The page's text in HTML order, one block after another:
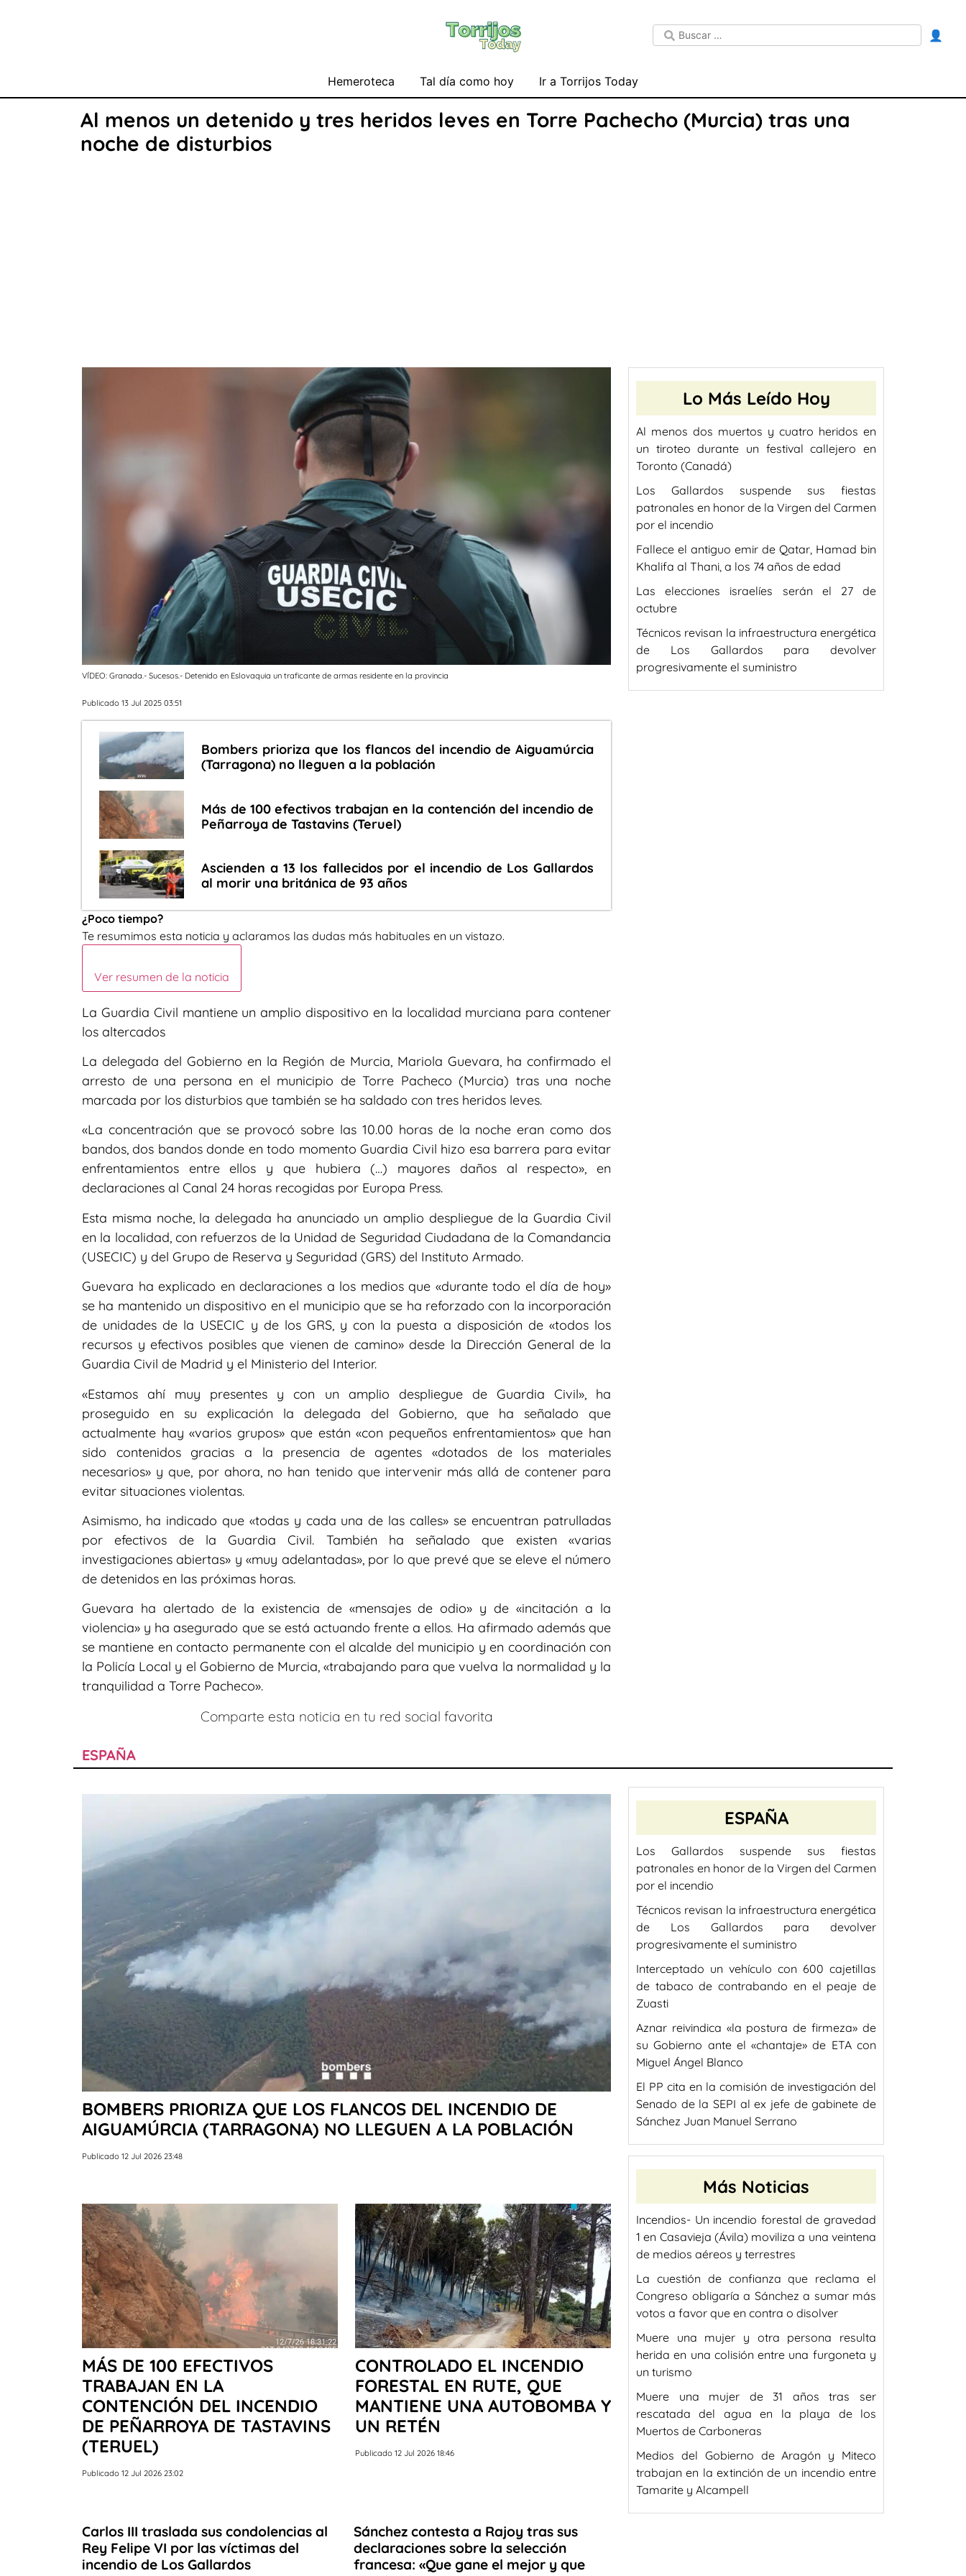
👤
Hemeroteca Tal día como hoy Ir a Torrijos Today
Al menos un detenido y tres heridos leves en Torre Pachecho (Murcia) tras una
noche de disturbios
VÍDEO: Granada.- Sucesos.- Detenido en Eslovaquia un traficante de armas residente en la provincia
Publicado 13 Jul 2025 03:51
Bombers prioriza que los flancos del incendio de Aiguamúrcia
(Tarragona) no lleguen a la población
Más de 100 efectivos trabajan en la contención del incendio de
Peñarroya de Tastavins (Teruel)
Ascienden a 13 los fallecidos por el incendio de Los Gallardos
al morir una británica de 93 años
¿Poco tiempo?
Te resumimos esta noticia y aclaramos las dudas más habituales en un vistazo.
Ver resumen de la noticia
La Guardia Civil mantiene un amplio dispositivo en la localidad murciana para contener
los altercados
La delegada del Gobierno en la Región de Murcia, Mariola Guevara, ha confirmado el
arresto de una persona en el municipio de Torre Pacheco (Murcia) tras una noche
marcada por los disturbios que también se ha saldado con tres heridos leves.
«La concentración que se provocó sobre las 10.00 horas de la noche eran como dos
bandos, dos bandos donde en todo momento Guardia Civil hizo esa barrera para evitar
enfrentamientos entre ellos y que hubiera (…) mayores daños al respecto», en
declaraciones al Canal 24 horas recogidas por Europa Press.
Esta misma noche, la delegada ha anunciado un amplio despliegue de la Guardia Civil
en la localidad, con refuerzos de la Unidad de Seguridad Ciudadana de la Comandancia
(USECIC) y del Grupo de Reserva y Seguridad (GRS) del Instituto Armado.
Guevara ha explicado en declaraciones a los medios que «durante todo el día de hoy»
se ha mantenido un dispositivo en el municipio que se ha reforzado con la incorporación
de unidades de la USECIC y de los GRS, y con la puesta a disposición de «todos los
recursos y efectivos posibles que vienen de camino» desde la Dirección General de la
Guardia Civil de Madrid y el Ministerio del Interior.
«Estamos ahí muy presentes y con un amplio despliegue de Guardia Civil», ha
proseguido en su explicación la delegada del Gobierno, que ha señalado que
actualmente hay «varios grupos» que están «con pequeños enfrentamientos» que han
sido contenidos gracias a la presencia de agentes «dotados de los materiales
necesarios» y que, por ahora, no han tenido que intervenir más allá de contener para
evitar situaciones violentas.
Asimismo, ha indicado que «todas y cada una de las calles» se encuentran patrulladas
por efectivos de la Guardia Civil. También ha señalado que existen «varias
investigaciones abiertas» y «muy adelantadas», por lo que prevé que se eleve el número
de detenidos en las próximas horas.
Guevara ha alertado de la existencia de «mensajes de odio» y de «incitación a la
violencia» y ha asegurado que se está actuando frente a ellos. Ha afirmado además que
se mantiene en contacto permanente con el alcalde del municipio y en coordinación con
la Policía Local y el Gobierno de Murcia, «trabajando para que vuelva la normalidad y la
tranquilidad a Torre Pacheco».
Comparte esta noticia en tu red social favorita
Lo Más Leído Hoy
Al menos dos muertos y cuatro heridos en
un tiroteo durante un festival callejero en
Toronto (Canadá)
Los Gallardos suspende sus fiestas
patronales en honor de la Virgen del Carmen
por el incendio
Fallece el antiguo emir de Qatar, Hamad bin
Khalifa al Thani, a los 74 años de edad
Las elecciones israelíes serán el 27 de
octubre
Técnicos revisan la infraestructura energética
de Los Gallardos para devolver
progresivamente el suministro
ESPAÑA
BOMBERS PRIORIZA QUE LOS FLANCOS DEL INCENDIO DE
AIGUAMÚRCIA (TARRAGONA) NO LLEGUEN A LA POBLACIÓN
Publicado 12 Jul 2026 23:48
MÁS DE 100 EFECTIVOS
TRABAJAN EN LA
CONTENCIÓN DEL INCENDIO
DE PEÑARROYA DE TASTAVINS
(TERUEL)
Publicado 12 Jul 2026 23:02
CONTROLADO EL INCENDIO
FORESTAL EN RUTE, QUE
MANTIENE UNA AUTOBOMBA Y
UN RETÉN
Publicado 12 Jul 2026 18:46
Carlos III traslada sus condolencias al
Rey Felipe VI por las víctimas del
incendio de Los Gallardos
Sánchez contesta a Rajoy tras sus
declaraciones sobre la selección
francesa: «Que gane el mejor y que
ESPAÑA
Los Gallardos suspende sus fiestas
patronales en honor de la Virgen del Carmen
por el incendio
Técnicos revisan la infraestructura energética
de Los Gallardos para devolver
progresivamente el suministro
Interceptado un vehículo con 600 cajetillas
de tabaco de contrabando en el peaje de
Zuasti
Aznar reivindica «la postura de firmeza» de
su Gobierno ante el «chantaje» de ETA con
Miguel Ángel Blanco
El PP cita en la comisión de investigación del
Senado de la SEPI al ex jefe de gabinete de
Sánchez Juan Manuel Serrano
Más Noticias
Incendios- Un incendio forestal de gravedad
1 en Casavieja (Ávila) moviliza a una veintena
de medios aéreos y terrestres
La cuestión de confianza que reclama el
Congreso obligaría a Sánchez a sumar más
votos a favor que en contra o disolver
Muere una mujer y otra persona resulta
herida en una colisión entre una furgoneta y
un turismo
Muere una mujer de 31 años tras ser
rescatada del agua en la playa de los
Muertos de Carboneras
Medios del Gobierno de Aragón y Miteco
trabajan en la extinción de un incendio entre
Tamarite y Alcampell